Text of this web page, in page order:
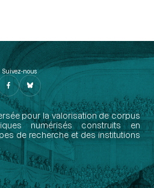
Suivez-nous
pour la valorisation de corpus
numérisés construits en
de recherche et des institutions